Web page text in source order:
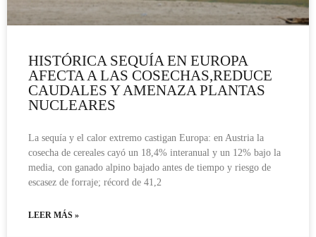
HISTÓRICA SEQUÍA EN EUROPA
AFECTA A LAS COSECHAS,REDUCE
CAUDALES Y AMENAZA PLANTAS
NUCLEARES
La sequía y el calor extremo castigan Europa: en Austria la
cosecha de cereales cayó un 18,4% interanual y un 12% bajo la
media, con ganado alpino bajado antes de tiempo y riesgo de
escasez de forraje; récord de 41,2
LEER MÁS »